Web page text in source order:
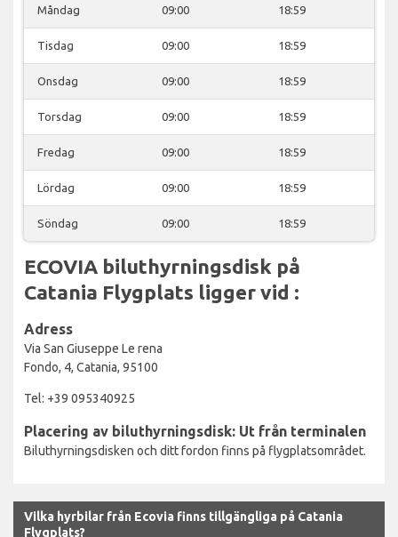
Måndag 09:00 18:59
Tisdag 09:00 18:59
Onsdag 09:00 18:59
Torsdag 09:00 18:59
Fredag 09:00 18:59
Lördag 09:00 18:59
Söndag 09:00 18:59
ECOVIA biluthyrningsdisk på
Catania Flygplats ligger vid :
Adress
Via San Giuseppe Le rena
Fondo, 4, Catania, 95100
Tel: +39 095340925
Placering av biluthyrningsdisk: Ut från terminalen
Biluthyrningsdisken och ditt fordon finns på flygplatsområdet.
Vilka hyrbilar från Ecovia finns tillgängliga på Catania
Flygplats?